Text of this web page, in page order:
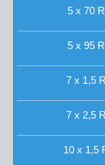
5 x 70
5 x 95
7 x 1,5
7 x 2,5
10 x 1,5